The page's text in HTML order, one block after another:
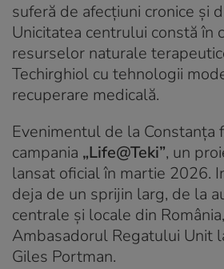
suferă de afecțiuni cronice și
Unicitatea centrului constă în
resurselor naturale
Techirghiol cu tehnologii
recuperare medicală.
Evenimentul de la Constanța
campania „Life@Teki”, un
lansat oficial în martie 2026.
deja de un sprijin larg, de la
centrale și locale din
Ambasadorul Regatului Unit
Giles Portman.